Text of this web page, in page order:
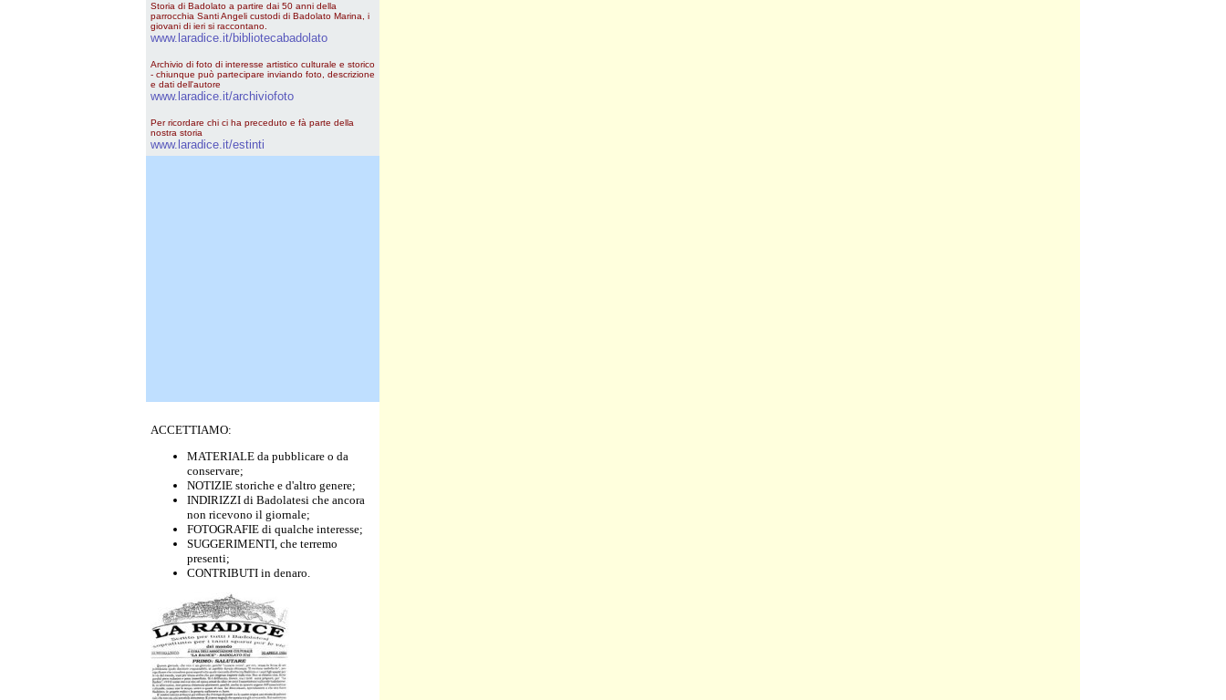
Storia di Badolato a partire dai 50 anni della
parrocchia Santi Angeli custodi di Badolato Marina, i
giovani di ieri si raccontano.
www.laradice.it/bibliotecabadolato
Archivio di foto di interesse artistico culturale e storico
- chiunque può partecipare inviando foto, descrizione
e dati dell'autore
www.laradice.it/archiviofoto
Per ricordare chi ci ha preceduto e fà parte della
nostra storia
www.laradice.it/estinti
ACCETTIAMO:
MATERIALE da pubblicare o da
conservare;
NOTIZIE storiche e d'altro genere;
INDIRIZZI di Badolatesi che ancora
non ricevono il giornale;
FOTOGRAFIE di qualche interesse;
SUGGERIMENTI, che terremo
presenti;
CONTRIBUTI in denaro.